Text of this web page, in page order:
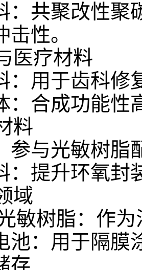
：共聚改性聚
性。
医疗材料
：用于齿科修
：合成功能性
料
参与光敏树脂
：提升环氧封
域
敏树脂：作
池：用于隔膜
存